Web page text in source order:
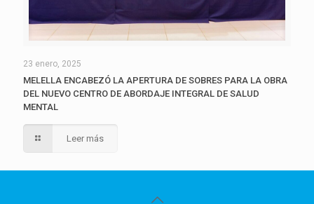
23 enero, 2025
MELELLA ENCABEZÓ LA APERTURA DE SOBRES PARA LA OBRA
DEL NUEVO CENTRO DE ABORDAJE INTEGRAL DE SALUD
MENTAL
Leer más